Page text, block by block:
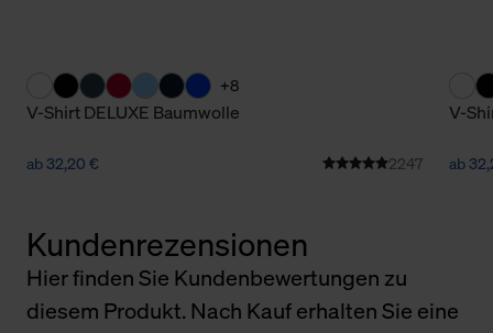
+8
V-Shirt DELUXE Baumwolle
ab 32,20 € 2247
V-
ab
Kundenrezensionen
Hier finden Sie Kundenbewertungen zu
diesem Produkt. Nach Kauf erhalten Sie eine